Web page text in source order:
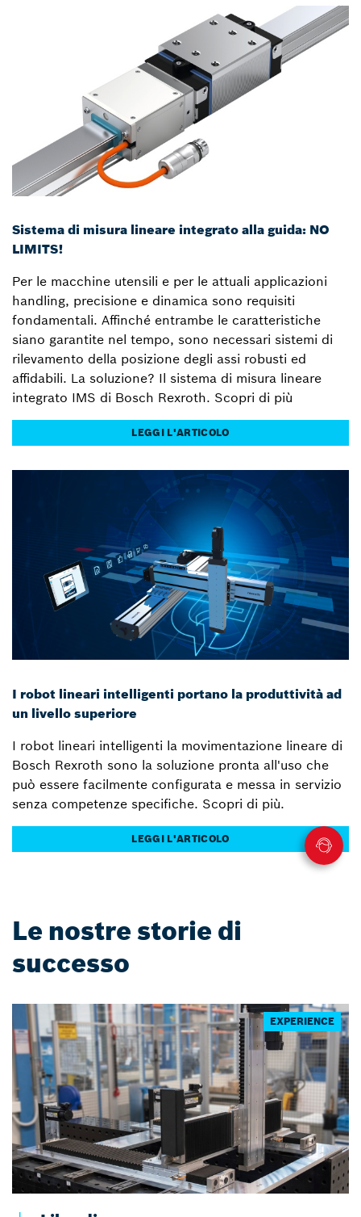
Sistema di misura lineare integrato alla guida: NO
LIMITS!
Per le macchine utensili e per le attuali applicazioni
handling, precisione e dinamica sono requisiti
fondamentali. Affinché entrambe le caratteristiche
siano garantite nel tempo, sono necessari sistemi di
rilevamento della posizione degli assi robusti ed
affidabili. La soluzione? Il sistema di misura lineare
integrato IMS di Bosch Rexroth. Scopri di più
LEGGI L'ARTICOLO
I robot lineari intelligenti portano la produttività ad
un livello superiore
I robot lineari intelligenti la movimentazione lineare di
Bosch Rexroth sono la soluzione pronta all'uso che
può essere facilmente configurata e messa in servizio
senza competenze specifiche. Scopri di più.
LEGGI L'ARTICOLO
Le nostre storie di
successo
EXPERIENCE